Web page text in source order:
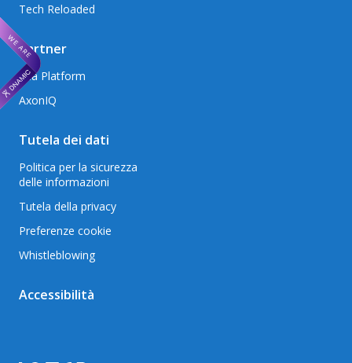
Tech Reloaded
Partner
Mia Platform
AxonIQ
Tutela dei dati
Politica per la sicurezza
delle informazioni
Tutela della privacy
Preferenze cookie
Whistleblowing
Accessibilità